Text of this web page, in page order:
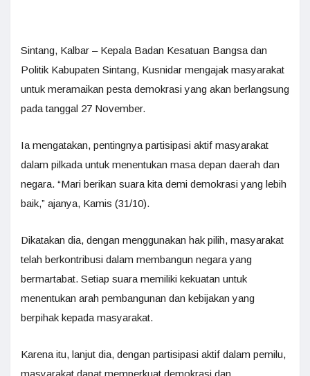
Sintang, Kalbar – Kepala Badan Kesatuan Bangsa dan
Politik Kabupaten Sintang, Kusnidar mengajak masyarakat
untuk meramaikan pesta demokrasi yang akan berlangsung
pada tanggal 27 November.
Ia mengatakan, pentingnya partisipasi aktif masyarakat
dalam pilkada untuk menentukan masa depan daerah dan
negara. “Mari berikan suara kita demi demokrasi yang lebih
baik,” ajanya, Kamis (31/10).
Dikatakan dia, dengan menggunakan hak pilih, masyarakat
telah berkontribusi dalam membangun negara yang
bermartabat. Setiap suara memiliki kekuatan untuk
menentukan arah pembangunan dan kebijakan yang
berpihak kepada masyarakat.
Karena itu, lanjut dia, dengan partisipasi aktif dalam pemilu,
masyarakat dapat memperkuat demokrasi dan